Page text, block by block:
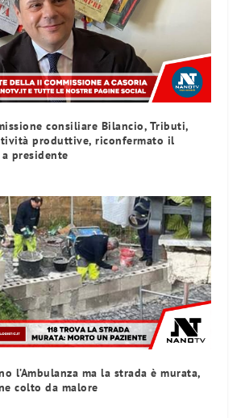
consiliare Bilancio, Tributi,
produttive, riconfermato il
presidente
l’Ambulanza ma la strada è murata,
colto da malore